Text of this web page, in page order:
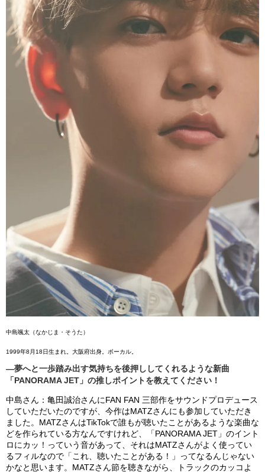
中島颯太（なかじま・そうた）
1999年8月18日生まれ。大阪府出身。ボーカル。
―夢へと一歩踏み出す気持ちを後押ししてくれるような新曲
「PANORAMA JET」の推しポイントを教えてください！
中島さん：亀田誠治さんにFAN FAN 三部作をサウンドプロデュース
していただいたのですが、今作はMATZさんにも参加していただき
ました。MATZさんはTikTokで誰もが聴いたことがあるような楽曲な
どを作られている方なんですけれど、「PANORAMA JET」のイント
ロにカッ！っていう音があって、それはMATZさんがよく使ってい
るフィルなので「これ、聴いたことがある！」ってなるんじゃない
かなと思います。MATZさん節を聴きながら、トラックのカッコよ